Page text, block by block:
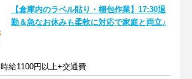
【倉庫内のラベル貼り・梱包作業】17:30退
勤＆急なお休みも柔軟に対応で家庭と両立♪
時給1100円以上+交通費